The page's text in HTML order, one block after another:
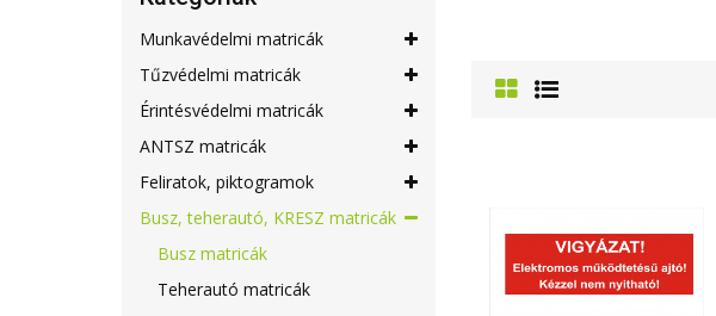
Munkavédelmi matricák
Tűzvédelmi matricák
Érintésvédelmi matricák
ANTSZ matricák
Feliratok, piktogramok
Busz, teherautó, KRESZ matricák
Busz matricák
Teherautó matricák